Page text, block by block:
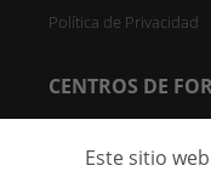
Política de Privacidad
CENTROS DE
Este sitio